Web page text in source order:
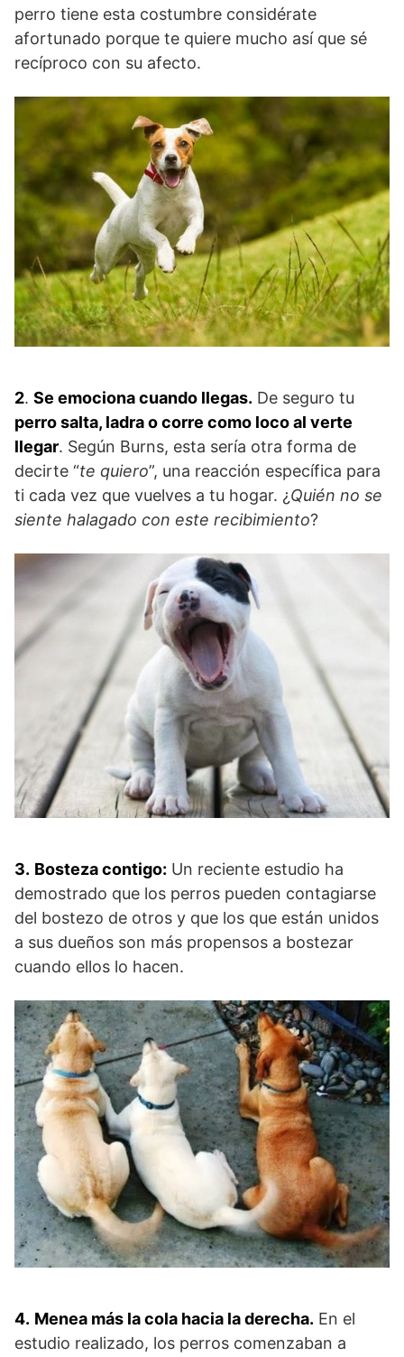
perro tiene esta costumbre considérate
afortunado porque te quiere mucho así que sé
recíproco con su afecto.
2. Se emociona cuando llegas. De seguro tu
perro salta, ladra o corre como loco al verte
llegar. Según Burns, esta sería otra forma de
decirte “te quiero”, una reacción específica para
ti cada vez que vuelves a tu hogar. ¿Quién no se
siente halagado con este recibimiento?
3. Bosteza contigo: Un reciente estudio ha
demostrado que los perros pueden contagiarse
del bostezo de otros y que los que están unidos
a sus dueños son más propensos a bostezar
cuando ellos lo hacen.
4. Menea más la cola hacia la derecha. En el
estudio realizado, los perros comenzaban a